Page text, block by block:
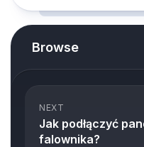
Browse
NEXT
Jak podłączyć
falownika?